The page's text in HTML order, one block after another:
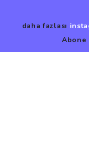
daha fazlası
Abone